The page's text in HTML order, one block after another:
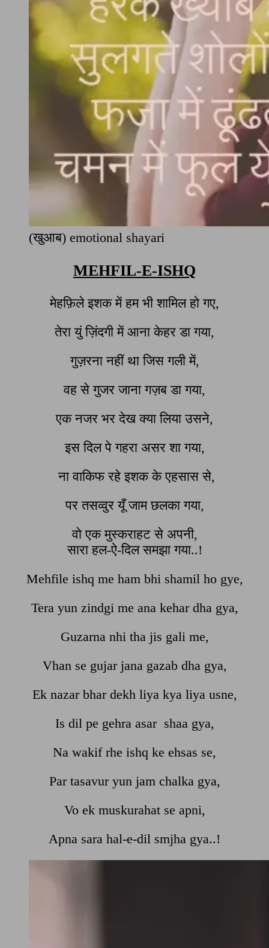
(खुआब) emotional shayari
MEHFIL-E-ISHQ
मेहफ़िले इशक में हम भी शामिल हो गए,
तेरा युं ज़िंदगी में आना केहर डा गया,
गुज़रना नहीं था जिस गली में,
वह से गुजर जाना गज़ब डा गया,
एक नजर भर देख क्या लिया उसने,
इस दिल पे गहरा असर शा गया,
ना वाकिफ रहे इशक के एहसास से,
पर तसव्वुर यूँ जाम छलका गया,
वो एक मुस्कराहट से अपनी,
सारा हल-ऐ-दिल समझा गया..!
Mehfile ishq me ham bhi shamil ho gye,
Tera yun zindgi me ana kehar dha gya,
Guzarna nhi tha jis gali me,
Vhan se gujar jana gazab dha gya,
Ek nazar bhar dekh liya kya liya usne,
Is dil pe gehra asar shaa gya,
Na wakif rhe ishq ke ehsas se,
Par tasavur yun jam chalka gya,
Vo ek muskurahat se apni,
Apna sara hal-e-dil smjha gya..!